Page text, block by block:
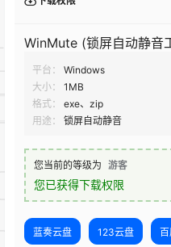
WinMute (锁屏自动静音
平台：
Windows
大小：
1MB
格式：
exe、zip
用途：
锁屏自动静音
您当前的等级为 游客
您已获得下载权限
蓝奏云盘 123云盘